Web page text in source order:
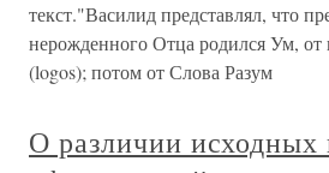
текст."Василид представлял, что
нерожденного Отца родился Ум, от
(logos); потом от Слова Разум
О различии исходных